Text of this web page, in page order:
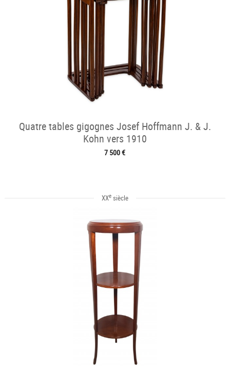
Quatre tables gigognes Josef Hoffmann J. & J.
Kohn vers 1910
7 500 €
XXesiècle